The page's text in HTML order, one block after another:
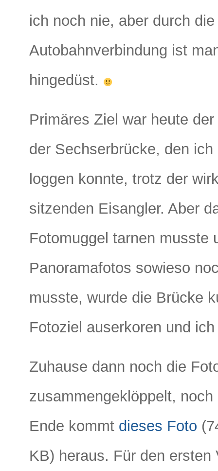
ich noch nie, aber durch
Autobahnverbindung ist
hingedüst.
Primäres Ziel war heute der
der Sechserbrücke, den
loggen konnte, trotz der
sitzenden Eisangler. Aber
Fotomuggel tarnen musste
Panoramafotos sowieso
musste, wurde die Brücke
Fotoziel auserkoren und
Zuhause dann noch die
zusammengeklöppelt,
Ende kommt dieses Foto
KB) heraus. Für den